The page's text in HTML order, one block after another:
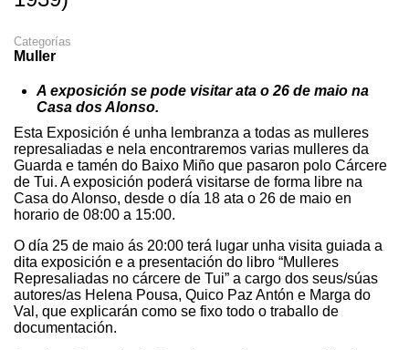
Categorías
Muller
A exposición se pode visitar ata o 26 de maio na
Casa dos Alonso.
Esta Exposición é unha lembranza a todas as mulleres
represaliadas e nela encontraremos varias mulleres da
Guarda e tamén do Baixo Miño que pasaron polo Cárcere
de Tui. A exposición poderá visitarse de forma libre na
Casa do Alonso, desde o día 18 ata o 26 de maio en
horario de 08:00 a 15:00.
O día 25 de maio ás 20:00 terá lugar unha visita guiada a
dita exposición e a presentación do libro “Mulleres
Represaliadas no cárcere de Tui” a cargo dos seus/súas
autores/as Helena Pousa, Quico Paz Antón e Marga do
Val, que explicarán como se fixo todo o traballo de
documentación.